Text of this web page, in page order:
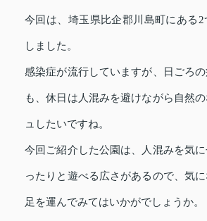
今回は、埼玉県比企郡川島町にある
しました。
感染症が流行していますが、日ごろ
も、休日は人混みを避けながら自然
ュしたいですね。
今回ご紹介した公園は、人混みを気
ったりと遊べる広さがあるので、気
足を運んでみてはいかがでしょうか。